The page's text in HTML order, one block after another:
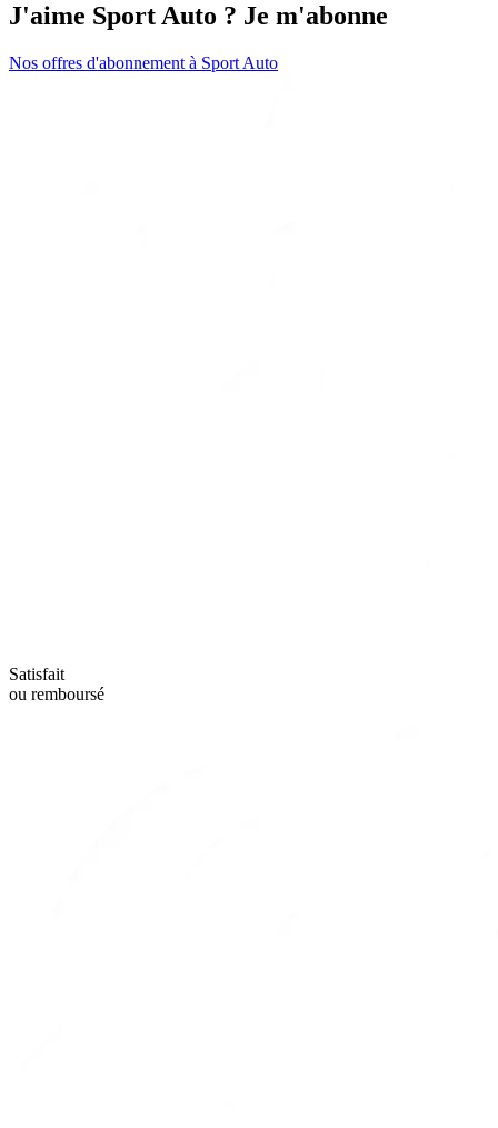
J'aime Sport Auto ? Je m'abonne
Nos offres d'abonnement à Sport Auto
Satisfait
ou remboursé